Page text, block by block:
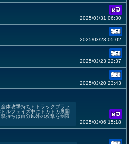
2025/03/31 06:30
2025/03/23 05:02
2025/02/23 22:37
2025/02/20 23:43
体攻撃持ち＋トラックブラッ
ルフェイズ中にドカドカ展開
持ちは自分以外の攻撃を制限
2025/02/06 15:18